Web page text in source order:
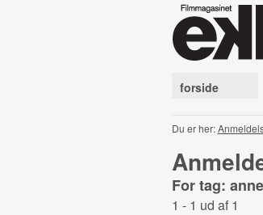
forside
Du er her:
For tag:
1 - 1 ud af 1